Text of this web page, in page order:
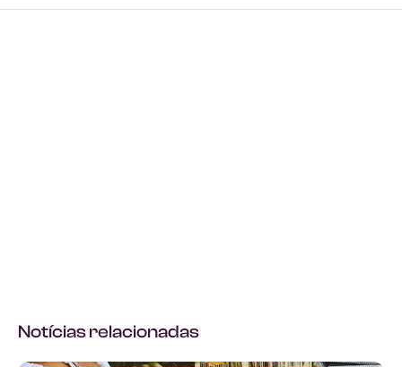
Notícias relacionadas